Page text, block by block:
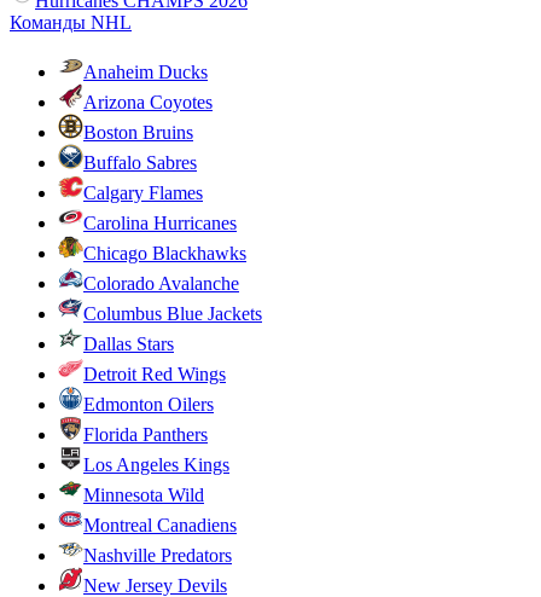
Команды NHL
Anaheim Ducks
Arizona Coyotes
Boston Bruins
Buffalo Sabres
Calgary Flames
Carolina Hurricanes
Chicago Blackhawks
Colorado Avalanche
Columbus Blue Jackets
Dallas Stars
Detroit Red Wings
Edmonton Oilers
Florida Panthers
Los Angeles Kings
Minnesota Wild
Montreal Canadiens
Nashville Predators
New Jersey Devils